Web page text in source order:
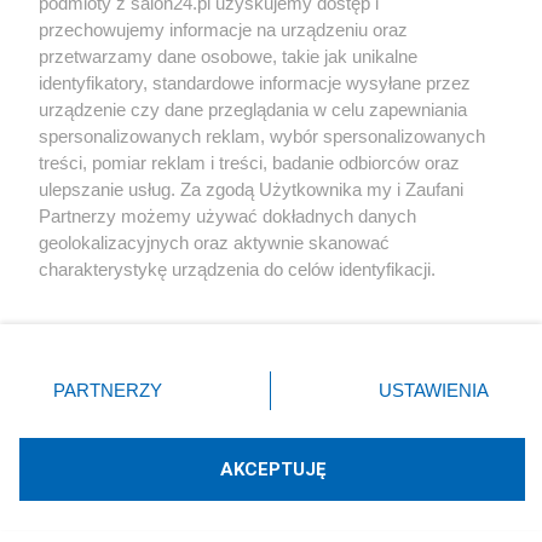
i jednocześnie kwitnące. Drugą naszą wycieczką
był wyjazd samochodem w okolice Rabatu.
Z Casablanki popłynęliśmy do Malagi nad morzem
Śródziemnym.[^góra]
przechowujemy informacje na urządzeniu oraz
przetwarzamy dane osobowe, takie jak unikalne
identyfikatory, standardowe informacje wysyłane przez
urządzenie czy dane przeglądania w celu zapewniania
spersonalizowanych reklam, wybór spersonalizowanych
treści, pomiar reklam i treści, badanie odbiorców oraz
ulepszanie usług. Za zgodą Użytkownika my i Zaufani
Partnerzy możemy używać dokładnych danych
geolokalizacyjnych oraz aktywnie skanować
charakterystykę urządzenia do celów identyfikacji.
zmienić/wycofać klikając przycisk ustawień prywatności
znajdujący się w lewym dolnym rogu strony
rodzaje przetwarzania danych nie wymagają zgody
użytkownika, ale masz prawo sprzeciwić się takiemu
PARTNERZY USTAWIENIA
AKCEPTUJĘ